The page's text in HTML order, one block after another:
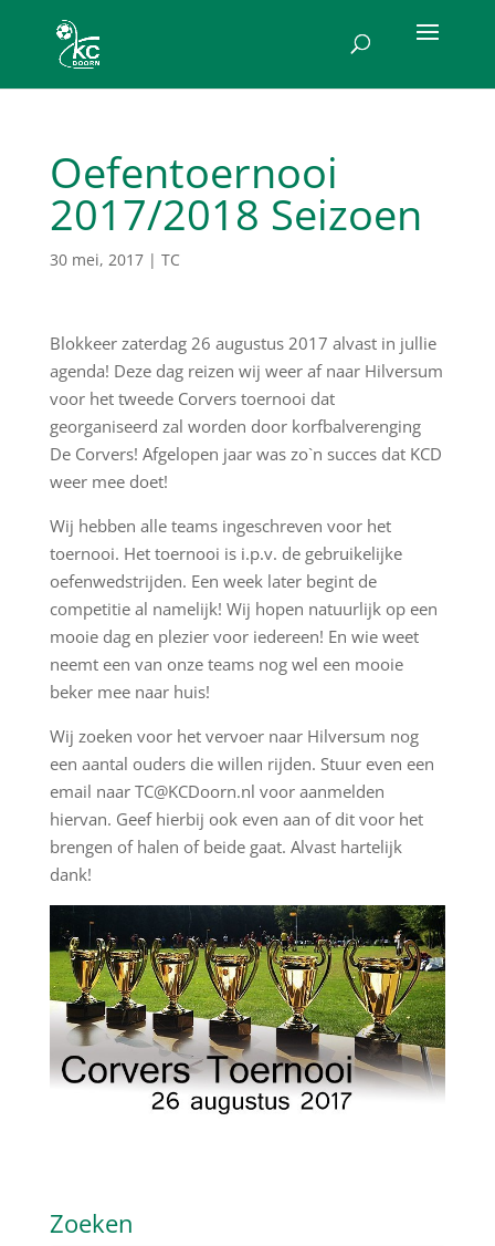
Oefentoernooi
2017/2018 Seizoen
30 mei, 2017| TC
Blokkeer zaterdag 26 augustus 2017 alvast in jullie
agenda! Deze dag reizen wij weer af naar Hilversum
voor het tweede Corvers toernooi dat
georganiseerd zal worden door korfbalverenging
De Corvers! Afgelopen jaar was zo`n succes dat KCD
weer mee doet!
Wij hebben alle teams ingeschreven voor het
toernooi. Het toernooi is i.p.v. de gebruikelijke
oefenwedstrijden. Een week later begint de
competitie al namelijk! Wij hopen natuurlijk op een
mooie dag en plezier voor iedereen! En wie weet
neemt een van onze teams nog wel een mooie
beker mee naar huis!
Wij zoeken voor het vervoer naar Hilversum nog
een aantal ouders die willen rijden. Stuur even een
email naar TC@KCDoorn.nl voor aanmelden
hiervan. Geef hierbij ook even aan of dit voor het
brengen of halen of beide gaat. Alvast hartelijk
dank!
Zoeken